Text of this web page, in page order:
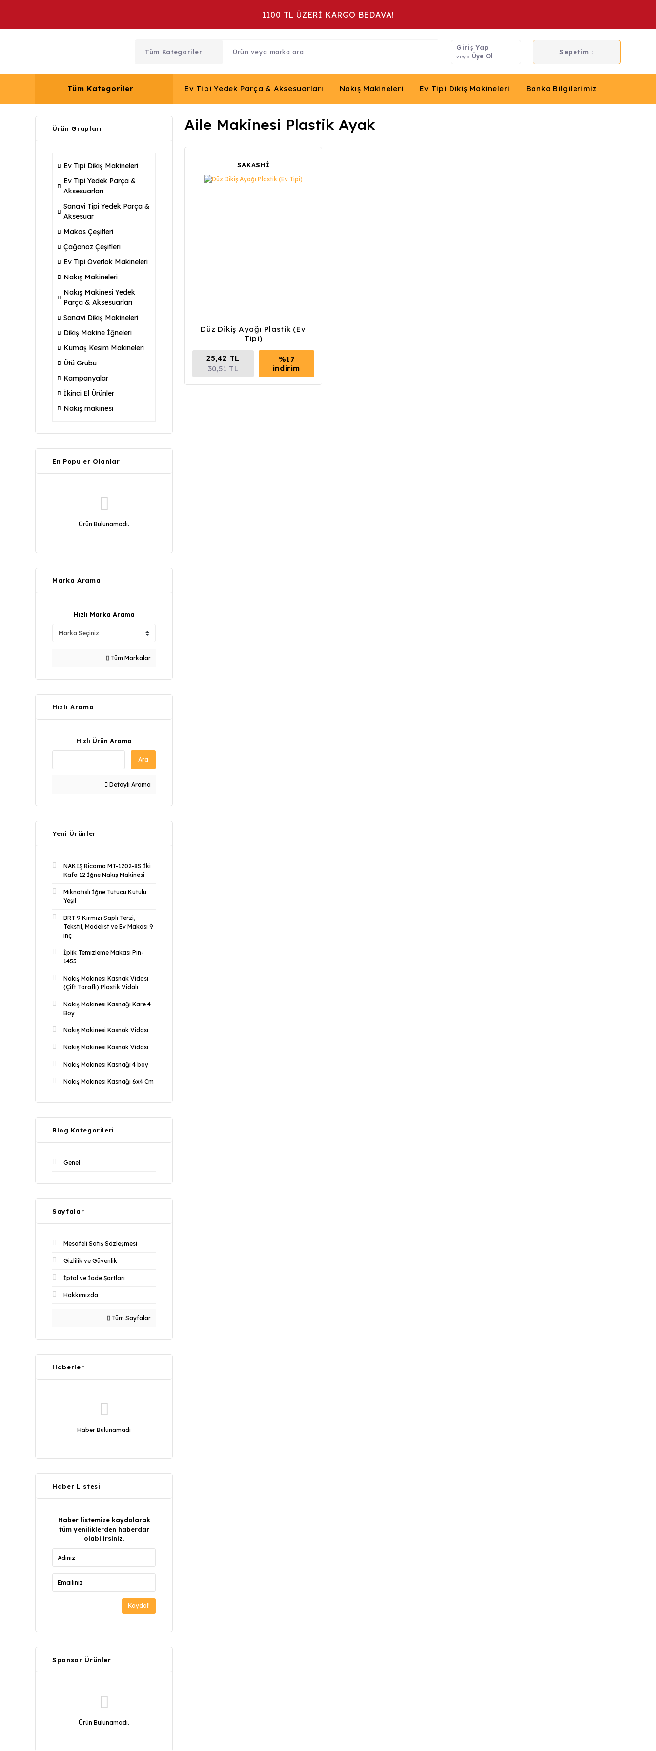
1100 TL ÜZERİ KARGO BEDAVA!
Giriş Yap
veya Üye Ol
Sepetim :
Tüm Kategoriler Ev Tipi Yedek Parça & Aksesuarları Nakış Makineleri Ev Tipi Dikiş Makineleri Banka Bilgilerimiz
Ürün Grupları
Ev Tipi Dikiş Makineleri
Ev Tipi Yedek Parça &
Aksesuarları
Sanayi Tipi Yedek Parça &
Aksesuar
Makas Çeşitleri
Çağanoz Çeşitleri
Ev Tipi Overlok Makineleri
Nakış Makineleri
Nakış Makinesi Yedek
Parça & Aksesuarları
Sanayi Dikiş Makineleri
Dikiş Makine İğneleri
Kumaş Kesim Makineleri
Ütü Grubu
Kampanyalar
İkinci El Ürünler
Nakış makinesi
En Populer Olanlar
Ürün Bulunamadı.
Marka Arama
Hızlı Marka Arama
Tüm Markalar
Hızlı Arama
Hızlı Ürün Arama
Ara
Detaylı Arama
Yeni Ürünler
NAKIŞ Ricoma MT-1202-8S İki
Kafa 12 İğne Nakış Makinesi
Mıknatıslı İğne Tutucu Kutulu
Yeşil
BRT 9 Kırmızı Saplı Terzi,
Tekstil, Modelist ve Ev Makası 9
inç
İplik Temizleme Makası Pın-
1455
Nakış Makinesi Kasnak Vidası
(Çift Taraflı) Plastik Vidalı
Nakış Makinesi Kasnağı Kare 4
Boy
Nakış Makinesi Kasnak Vidası
Nakış Makinesi Kasnak Vidası
Nakış Makinesi Kasnağı 4 boy
Nakış Makinesi Kasnağı 6x4 Cm
Blog Kategorileri
Genel
Sayfalar
Mesafeli Satış Sözleşmesi
Gizlilik ve Güvenlik
İptal ve İade Şartları
Hakkımızda
Tüm Sayfalar
Haberler
Haber Bulunamadı
Haber Listesi
Haber listemize kaydolarak
tüm yeniliklerden haberdar
olabilirsiniz.
Kaydol!
Sponsor Ürünler
Ürün Bulunamadı.
Aile Makinesi Plastik Ayak
SAKASHİ
Düz Dikiş Ayağı Plastik (Ev
Tipi)
25,42 TL
30,51 TL
%17
indirim